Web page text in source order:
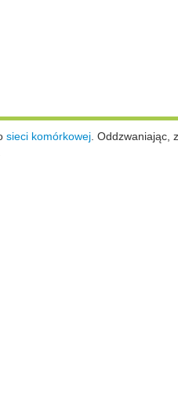
sieci komórkowej. Oddzwaniając,